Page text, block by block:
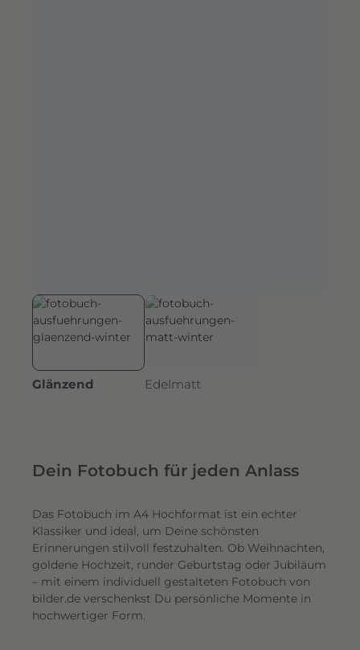
Glänzend Edelmatt
Dein Fotobuch für jeden Anlass
Das Fotobuch im A4 Hochformat ist ein echter
Klassiker und ideal, um Deine schönsten
Erinnerungen stilvoll festzuhalten. Ob Weihnachten,
goldene Hochzeit, runder Geburtstag oder Jubiläum
– mit einem individuell gestalteten Fotobuch von
bilder.de verschenkst Du persönliche Momente in
hochwertiger Form.